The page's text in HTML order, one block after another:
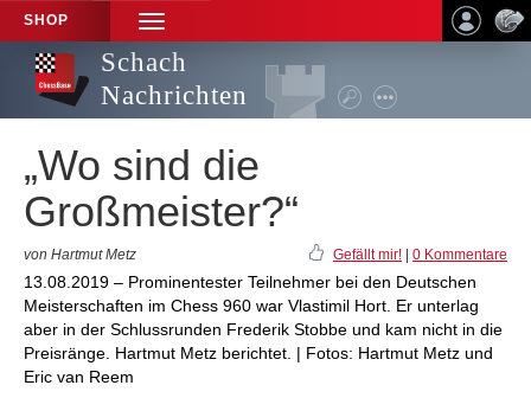
SHOP
TOGGLE
NAVIGATION
Schach
Nachrichten
„Wo sind die
Großmeister?“
von Hartmut Metz Gefällt mir! 0 Kommentare
13.08.2019 – Prominentester Teilnehmer bei den Deutschen
Meisterschaften im Chess 960 war Vlastimil Hort. Er unterlag
aber in der Schlussrunden Frederik Stobbe und kam nicht in die
Preisränge. Hartmut Metz berichtet. | Fotos: Hartmut Metz und
Eric van Reem